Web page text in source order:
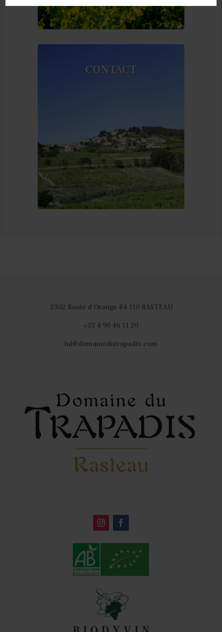
CONTACT
2302 Route d’Orange 84 110 RASTEAU
+33 4 90 46 11 20
hd@domainedutrapadis.com